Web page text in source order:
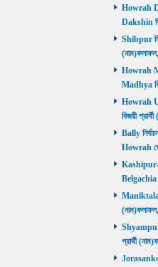
Howrah
Dakshin
Shibpur
Howrah
Madhya
Howrah
বিজয়ী
Bally
Howrah
Kashipur-
Belgachia
Maniktala
প্রার্থী
Jorasanko